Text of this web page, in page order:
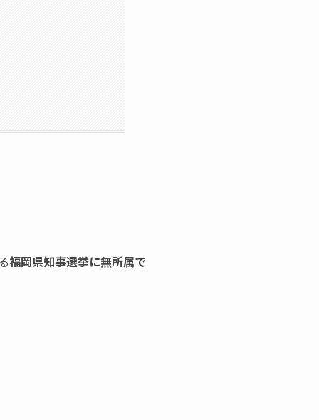
福岡県知事選挙に無所属で